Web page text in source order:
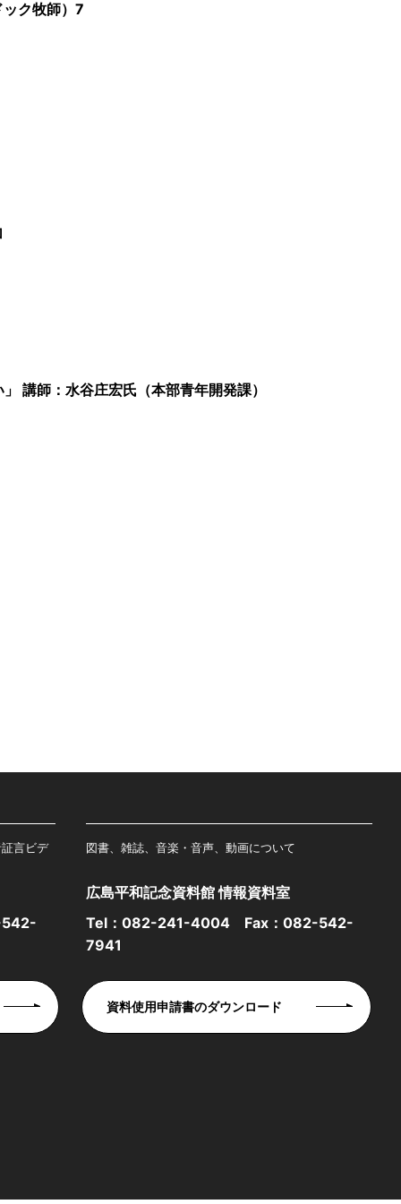
ク牧師）7
講師：水谷庄宏氏（本部青年開発課）
言ビデ 図書、雑誌、音楽・音声、動画について
広島平和記念資料館 情報資料室
Tel： 082-241-4004 Fax：082-542-
7941
資料使用申請書のダウンロード